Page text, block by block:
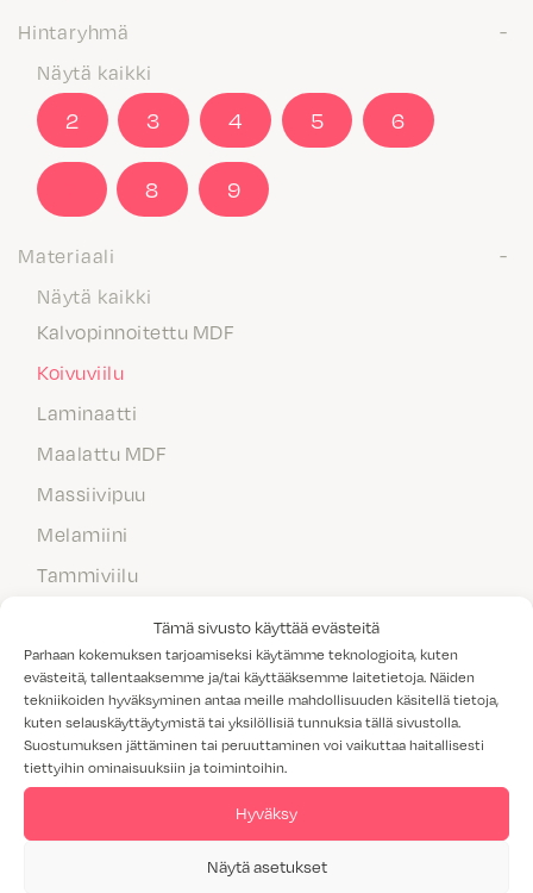
Tämä sivusto käyttää evästeitä
Parhaan kokemuksen tarjoamiseksi käytämme teknologioita, kuten
evästeitä, tallentaaksemme ja/tai käyttääksemme laitetietoja. Näiden
tekniikoiden hyväksyminen antaa meille mahdollisuuden käsitellä tietoja,
kuten selauskäyttäytymistä tai yksilöllisiä tunnuksia tällä sivustolla.
Suostumuksen jättäminen tai peruuttaminen voi vaikuttaa haitallisesti
tiettyihin ominaisuuksiin ja toimintoihin.
Hyväksy
Näytä asetukset
Hintaryhmä
Näytä kaikki
2 3 4 5 6
8 9
Materiaali
Näytä kaikki
Kalvopinnoitettu MDF
Koivuviilu
Laminaatti
Maalattu MDF
Massiivipuu
Melamiini
Tammiviilu